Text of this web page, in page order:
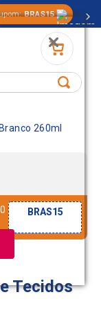
BRAS15
260ml
BRAS15
Tecidos